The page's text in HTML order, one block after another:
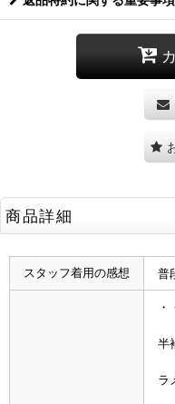
商品詳細
スタッフ着用の感想 普
半
ラ